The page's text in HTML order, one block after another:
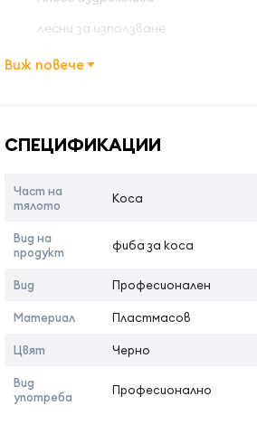
лесни за използване
Виж повече
СПЕЦИФИКАЦИИ
Част на
тялото
Коса
Вид на
продукт
фиба за коса
Вид Професионален
Материал Пластмасов
Цвят Черно
Вид
употреба
Професионално